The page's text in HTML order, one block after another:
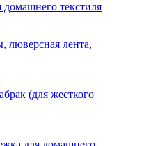
домашнего текстиля
люверсная лента,
(для жесткого